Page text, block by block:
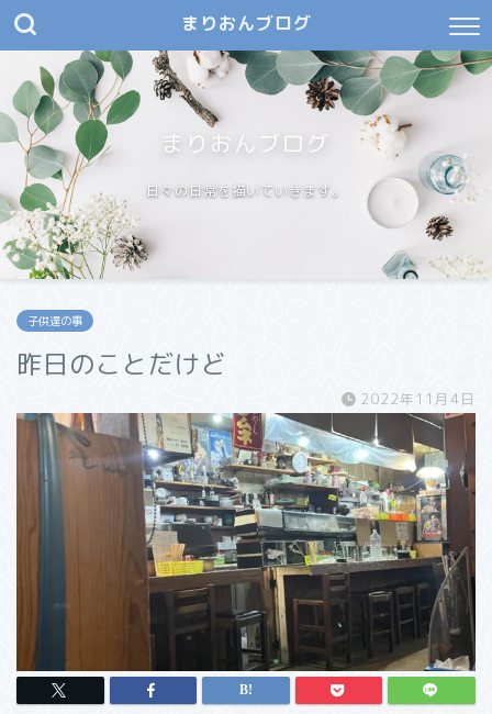
まりおんブログ
まりおんブログ
日々の日常を描いていきます。
子供達の事
昨日のことだけど
2022年11月4日